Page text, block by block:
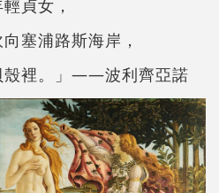
貞女，
塞浦路斯海岸，
殼裡。」——波利齊亞諾